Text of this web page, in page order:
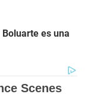
Boluarte es una